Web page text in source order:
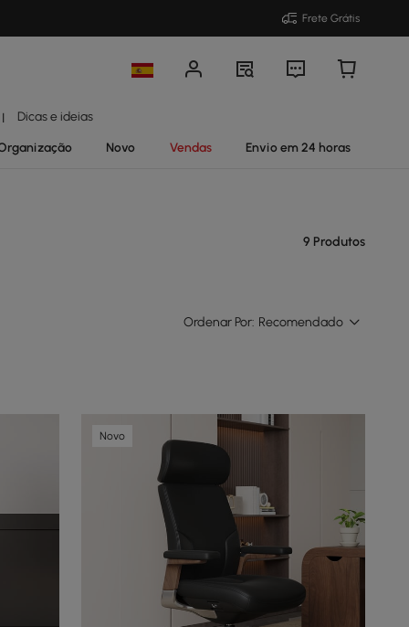
Frete Grátis
| Dicas e ideias
Novo Vendas Envio em 24 horas
9 Produtos
Ordenar Por: Recomendado
Novo